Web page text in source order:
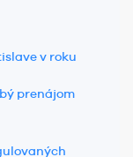
v roku
prenájom